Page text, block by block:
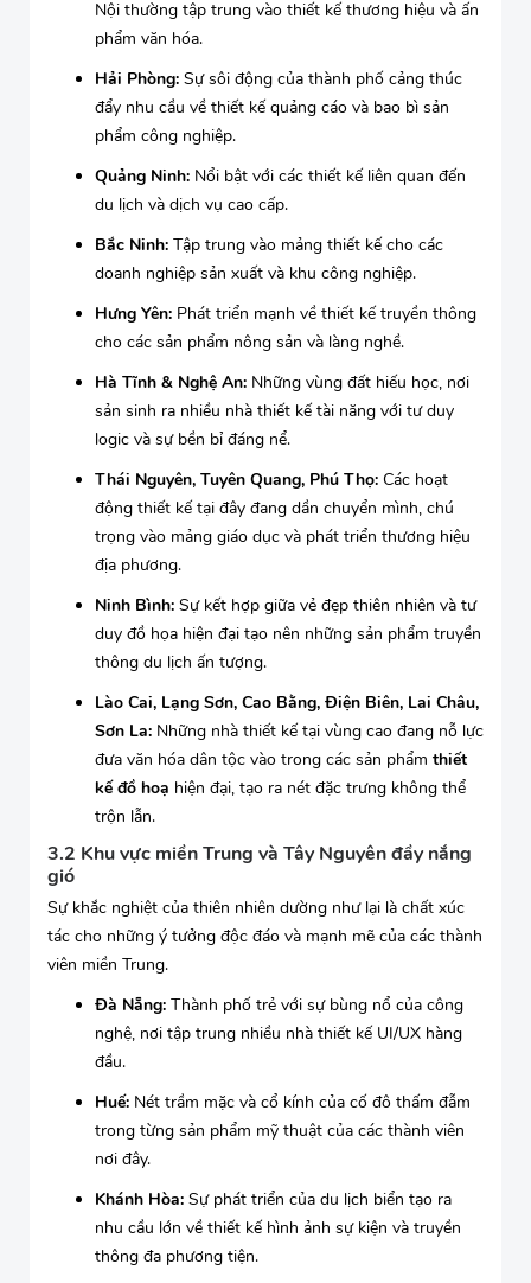
Nội thường tập trung vào thiết kế thương hiệu và ấn
phẩm văn hóa.
Hải Phòng: Sự sôi động của thành phố cảng thúc
đẩy nhu cầu về thiết kế quảng cáo và bao bì sản
phẩm công nghiệp.
Quảng Ninh: Nổi bật với các thiết kế liên quan đến
du lịch và dịch vụ cao cấp.
Bắc Ninh: Tập trung vào mảng thiết kế cho các
doanh nghiệp sản xuất và khu công nghiệp.
Hưng Yên: Phát triển mạnh về thiết kế truyền thông
cho các sản phẩm nông sản và làng nghề.
Hà Tĩnh & Nghệ An: Những vùng đất hiếu học, nơi
sản sinh ra nhiều nhà thiết kế tài năng với tư duy
logic và sự bền bỉ đáng nể.
Thái Nguyên, Tuyên Quang, Phú Thọ: Các hoạt
động thiết kế tại đây đang dần chuyển mình, chú
trọng vào mảng giáo dục và phát triển thương hiệu
địa phương.
Ninh Bình: Sự kết hợp giữa vẻ đẹp thiên nhiên và tư
duy đồ họa hiện đại tạo nên những sản phẩm truyền
thông du lịch ấn tượng.
Lào Cai, Lạng Sơn, Cao Bằng, Điện Biên, Lai Châu,
Sơn La: Những nhà thiết kế tại vùng cao đang nỗ lực
đưa văn hóa dân tộc vào trong các sản phẩm thiết
kế đồ hoạ hiện đại, tạo ra nét đặc trưng không thể
trộn lẫn.
3.2 Khu vực miền Trung và Tây Nguyên đầy nắng
gió
Sự khắc nghiệt của thiên nhiên dường như lại là chất xúc
tác cho những ý tưởng độc đáo và mạnh mẽ của các thành
viên miền Trung.
Đà Nẵng: Thành phố trẻ với sự bùng nổ của công
nghệ, nơi tập trung nhiều nhà thiết kế UI/UX hàng
đầu.
Huế: Nét trầm mặc và cổ kính của cố đô thấm đẫm
trong từng sản phẩm mỹ thuật của các thành viên
nơi đây.
Khánh Hòa: Sự phát triển của du lịch biển tạo ra
nhu cầu lớn về thiết kế hình ảnh sự kiện và truyền
thông đa phương tiện.